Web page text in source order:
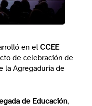
en el CCEE
de celebración de
la Agregaduría de
de Educación,